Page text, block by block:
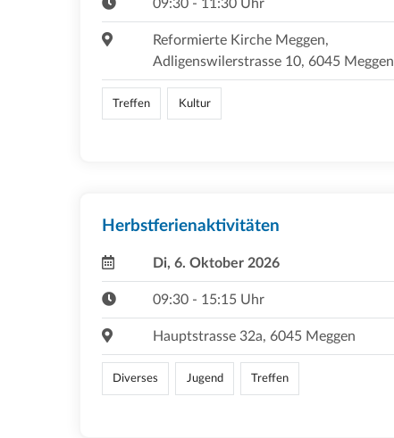
09:30 - 11:30 Uhr
Reformierte Kirche Meggen,
Adligenswilerstrasse 10, 6045 Meggen
Treffen Kultur
Herbstferienaktivitäten
Di, 6. Oktober 2026
09:30 - 15:15 Uhr
Hauptstrasse 32a, 6045 Meggen
Diverses Jugend Treffen